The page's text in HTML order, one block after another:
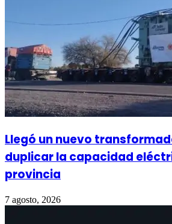
Llegó un nuevo
duplicar la capacidad
provincia
7 agosto, 2026